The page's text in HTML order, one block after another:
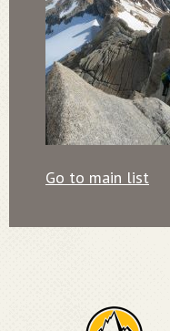
Go to main list